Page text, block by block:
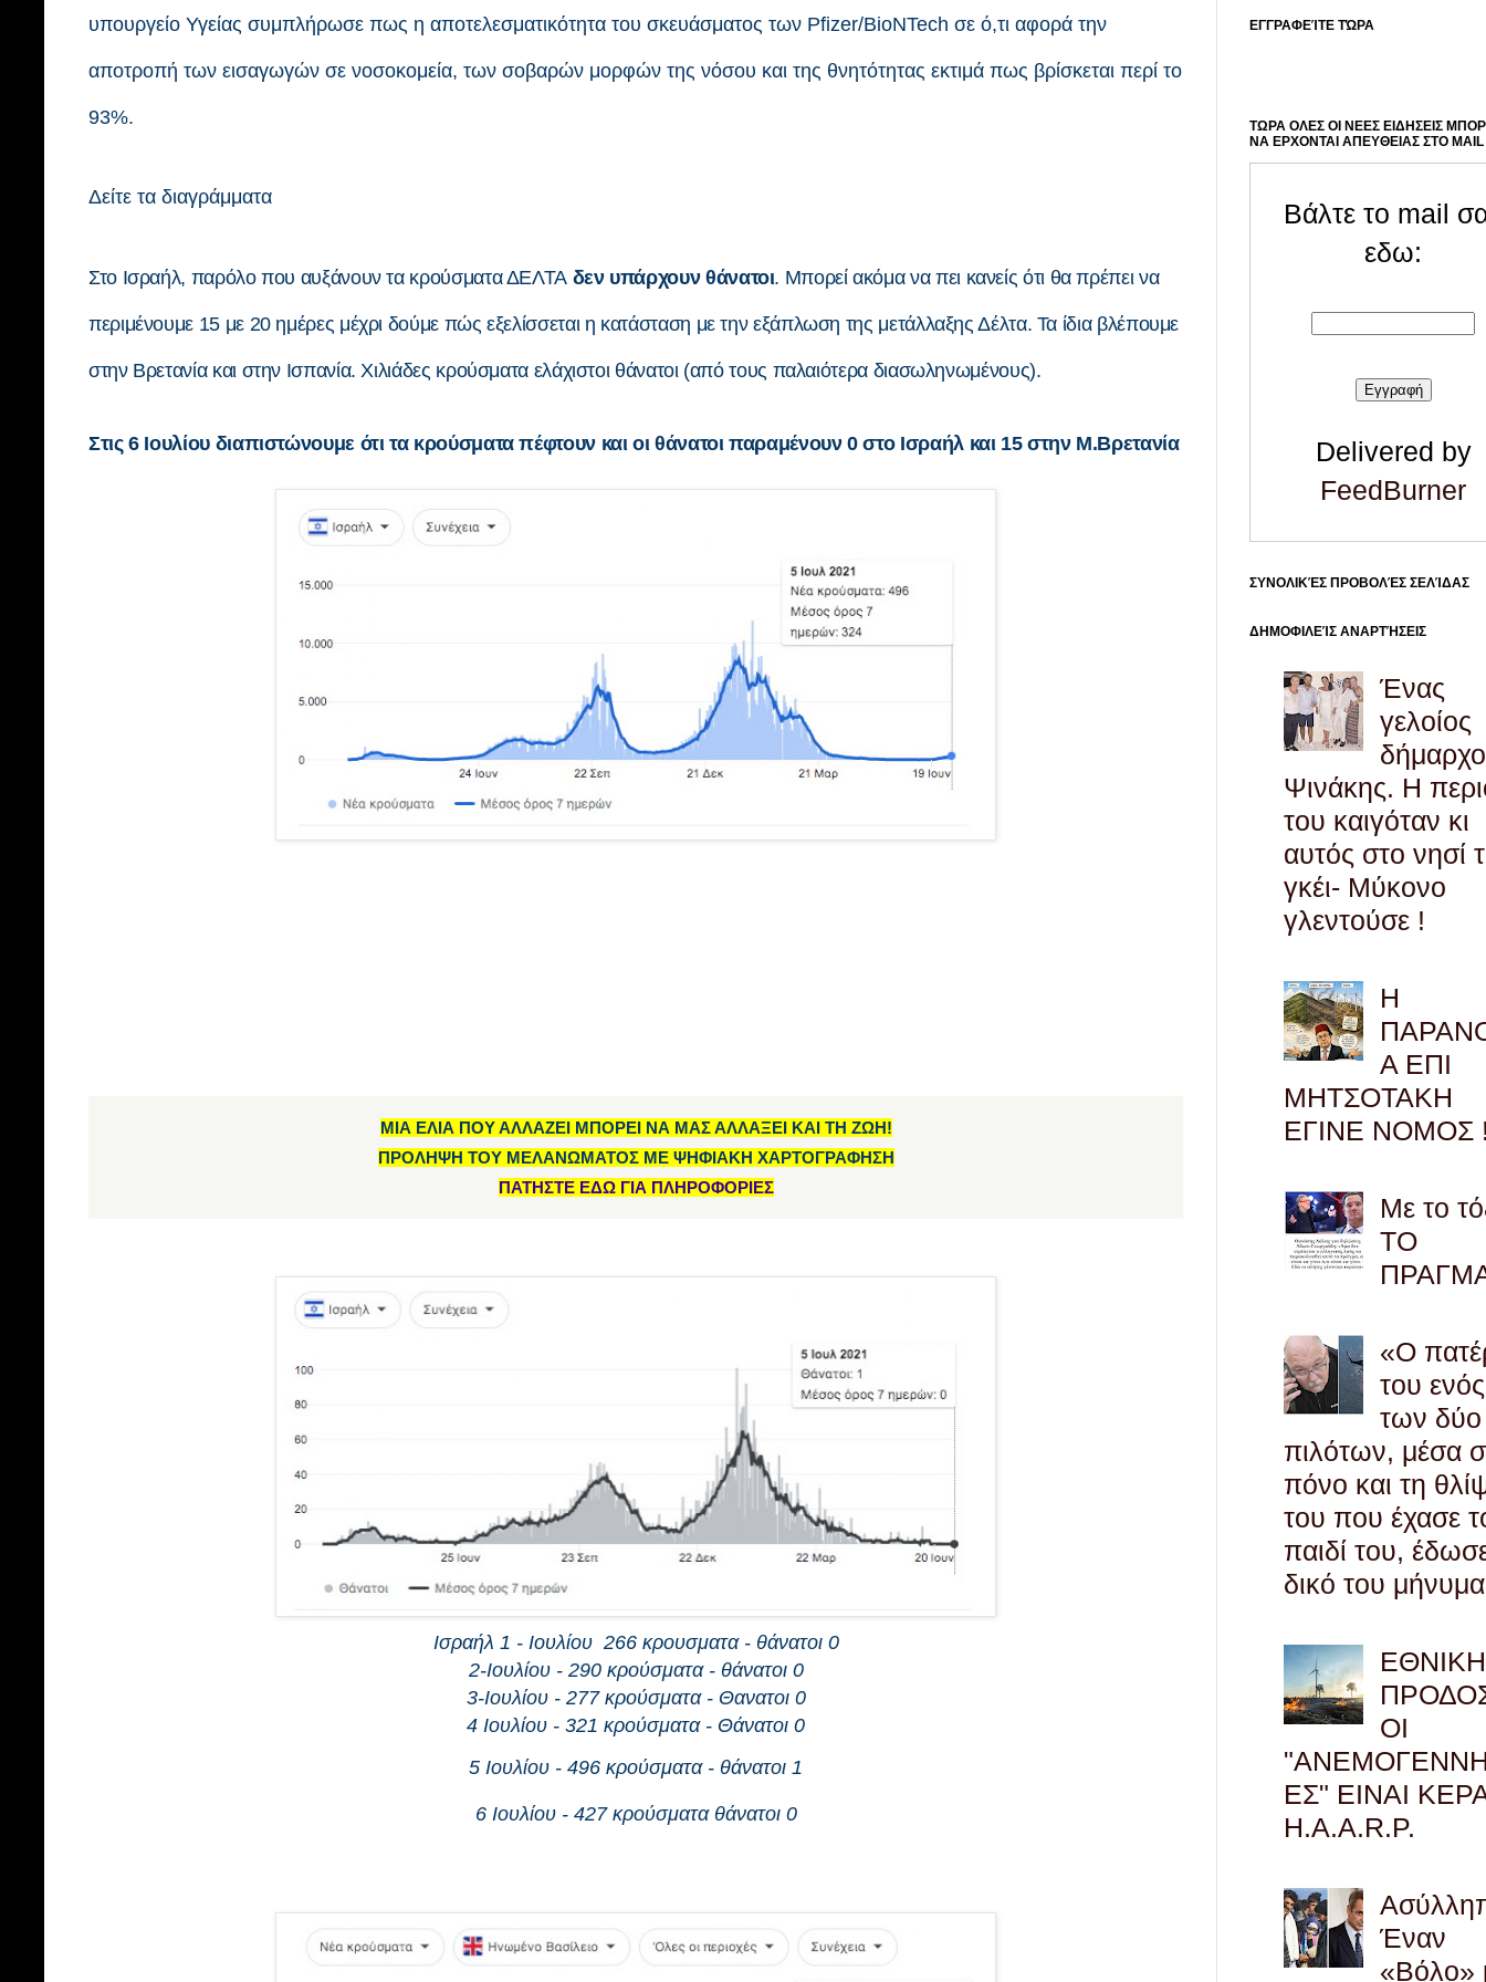
υπουργείο Υγείας συμπλήρωσε πως η αποτελεσματικότητα του σκευάσματος των Pfizer/BioNTech σε ό,τι αφορά την
αποτροπή των εισαγωγών σε νοσοκομεία, των σοβαρών μορφών της νόσου και της θνητότητας εκτιμά πως βρίσκεται περί το
93%.
Δείτε τα διαγράμματα
Στο Ισραήλ, παρόλο που αυξάνουν τα κρούσματα ΔΕΛΤΑ δεν υπάρχουν θάνατοι. Μπορεί ακόμα να πει κανείς ότι θα πρέπει να
περιμένουμε 15 με 20 ημέρες μέχρι δούμε πώς εξελίσσεται η κατάσταση με την εξάπλωση της μετάλλαξης Δέλτα. Τα ίδια βλέπουμε
στην Βρετανία και στην Ισπανία. Χιλιάδες κρούσματα ελάχιστοι θάνατοι (από τους παλαιότερα διασωληνωμένους).
Στις 6 Ιουλίου διαπιστώνουμε ότι τα κρούσματα πέφτουν και οι θάνατοι παραμένουν 0 στο Ισραήλ και 15 στην Μ.Βρετανία
ΜΙΑ ΕΛΙΑ ΠΟΥ ΑΛΛΑΖΕΙ ΜΠΟΡΕΙ ΝΑ ΜΑΣ ΑΛΛΑΞΕΙ ΚΑΙ ΤΗ ΖΩΗ!
ΠΡΟΛΗΨΗ ΤΟΥ ΜΕΛΑΝΩΜΑΤΟΣ ΜΕ ΨΗΦΙΑΚΗ ΧΑΡΤΟΓΡΑΦΗΣΗ
ΠΑΤΗΣΤΕ ΕΔΩ ΓΙΑ ΠΛΗΡΟΦΟΡΙΕΣ
Ισραήλ 1 - Ιουλίου 266 κρουσματα - θάνατοι 0
2-Ιουλίου - 290 κρούσματα - θάνατοι 0
3-Ιουλίου - 277 κρούσματα - Θανατοι 0
4 Ιουλίου - 321 κρούσματα - Θάνατοι 0
5 Ιουλίου - 496 κρούσματα - θάνατοι 1
6 Ιουλίου - 427 κρούσματα θάνατοι 0
ΕΓΓΡΑΦΕΊΤΕ ΤΏΡΑ
ΤΩΡΑ ΟΛΕΣ ΟΙ ΝΕΕΣ ΕΙΔΗΣΕΙΣ
ΝΑ ΕΡΧΟΝΤΑΙ ΑΠΕΥΘΕΙΑΣ ΣΤΟ
Βάλτε το mail
εδω:
Delivered by
FeedBurner
ΣΥΝΟΛΙΚΈΣ ΠΡΟΒΟΛΈΣ ΣΕΛΊΔΑΣ
ΔΗΜΟΦΙΛΕΊΣ ΑΝΑΡΤΉΣΕΙΣ
Ένας
γελοίος
Ψινάκης. Η
του καιγόταν κι
αυτός στο νησί
γκέι- Μύκονο
γλεντούσε !
Η
Α ΕΠΙ
ΜΗΤΣΟΤΑΚΗ
ΕΓΙΝΕ ΝΟΜΟΣ
Με το
ΤΟ
«Ο
του
των δύο
πιλότων, μέσα
πόνο και τη
του που έχασε
παιδί του,
δικό του μήνυμα
ΕΘΝΙΚΗ
ΟΙ
ΕΣ" ΕΙΝΑΙ
H.A.A.R.P.
Έναν
«Βόλο»